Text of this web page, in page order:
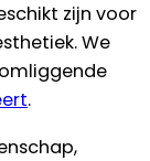
zijn voor
We
.